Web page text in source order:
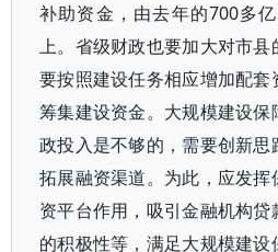
补助资金，由去年的700多
上。省级财政也要加大对市
要按照建设任务相应增加配
筹集建设资金。大规模建设
政投入是不够的，需要创新
拓展融资渠道。为此，应发
资平台作用，吸引金融机构
的积极性等，满足大规模建